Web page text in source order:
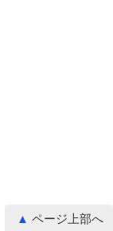
ページ上部へ